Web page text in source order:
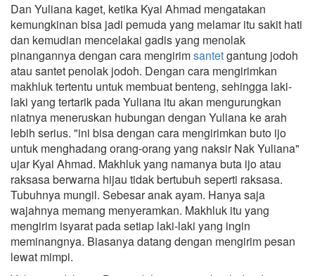
Dan Yuliana kaget, ketika Kyai Ahmad mengatakan
kemungkinan bisa jadi pemuda yang melamar itu sakit hati
dan kemudian mencelakai gadis yang menolak
pinangannya dengan cara mengirimsantetgantung jodoh
atau santet penolak jodoh. Dengan cara mengirimkan
makhluk tertentu untuk membuat benteng, sehingga laki-
laki yang tertarik pada Yuliana itu akan mengurungkan
niatnya meneruskan hubungan dengan Yuliana ke arah
lebih serius. "ini bisa dengan cara mengirimkan buto ijo
untuk menghadang orang-orang yang naksir Nak Yuliana"
ujar Kyai Ahmad. Makhluk yang namanya buta ijo atau
raksasa berwarna hijau tidak bertubuh seperti raksasa.
Tubuhnya mungil. Sebesar anak ayam. Hanya saja
wajahnya memang menyeramkan. Makhluk itu yang
mengirim isyarat pada setiap laki-laki yang ingin
meminangnya. Biasanya datang dengan mengirim pesan
lewat mimpi.